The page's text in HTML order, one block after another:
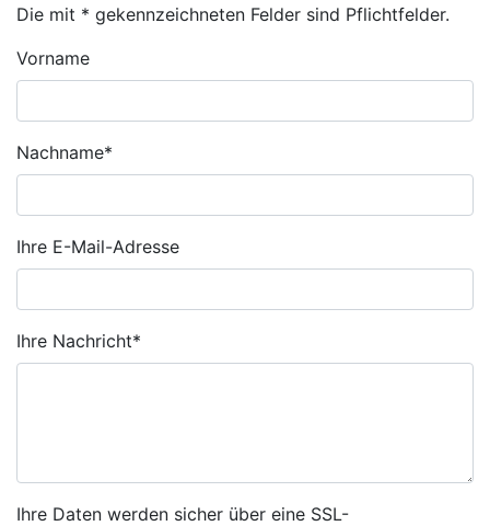
Die mit * gekennzeichneten Felder sind Pflichtfelder.
Vorname
Pflichtfeld
Nachname*
Ihre E-Mail-Adresse
Pflichtfeld
Ihre Nachricht*
Ihre Daten werden sicher über eine SSL-